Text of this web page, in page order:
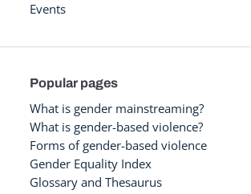
Events
Popular pages
What is gender mainstreaming?
What is gender-based violence?
Forms of gender-based violence
Gender Equality Index
Glossary and Thesaurus